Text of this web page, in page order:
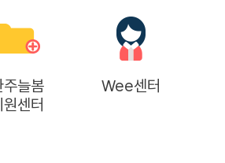
Wee센터
진로교육